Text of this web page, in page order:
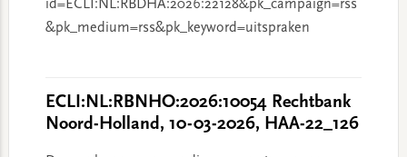
id=ECLI:NL:RBDHA:2026:22128&pk_campaign=rss
&pk_medium=rss&pk_keyword=uitspraken
ECLI:NL:RBNHO:2026:10054 Rechtbank
Noord-Holland, 10-03-2026, HAA-22_126